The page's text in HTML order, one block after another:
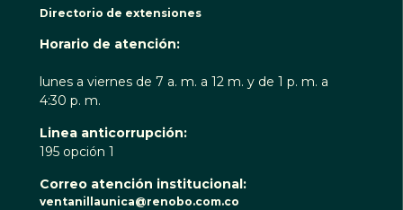
Directorio de extensiones
Horario de atención:
lunes a viernes de 7 a. m. a 12 m. y de 1 p. m. a
4:30 p. m.
Linea anticorrupción:
195 opción 1
Correo atención institucional:
ventanillaunica@renobo.com.co